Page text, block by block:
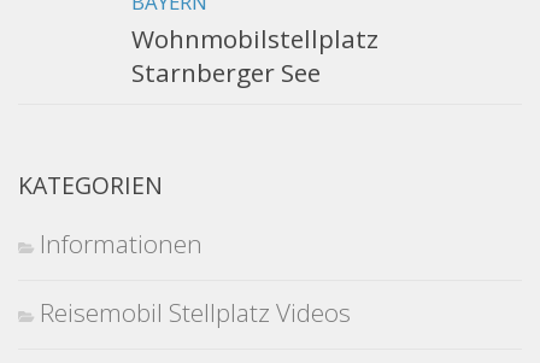
Wohnmobilstellplatz
Starnberger See
KATEGORIEN
Informationen
Reisemobil Stellplatz Videos